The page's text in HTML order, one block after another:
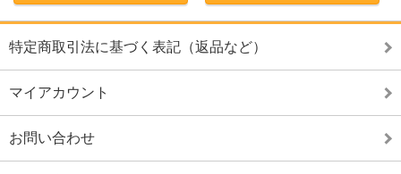
特定商取引法に基づく表記（返品など）
マイアカウント
お問い合わせ